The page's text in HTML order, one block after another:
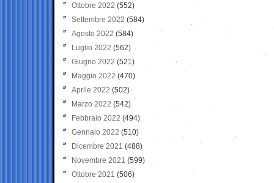
Ottobre 2022 (552)
Settembre 2022 (584)
Agosto 2022 (584)
Luglio 2022 (562)
Giugno 2022 (521)
Maggio 2022 (470)
Aprile 2022 (502)
Marzo 2022 (542)
Febbraio 2022 (494)
Gennaio 2022 (510)
Dicembre 2021 (488)
Novembre 2021 (599)
Ottobre 2021 (506)